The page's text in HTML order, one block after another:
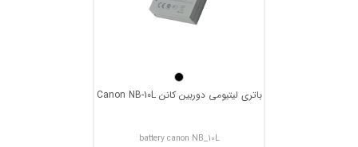
باتری لیتیومی دوربین کانن Canon NB-10L
battery canon NB_10L